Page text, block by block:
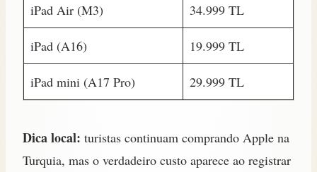
iPad Air (M3) 34.999 TL
iPad (A16) 19.999 TL
iPad mini (A17 Pro) 29.999 TL
Dica local: turistas continuam comprando Apple na
Turquia, mas o verdadeiro custo aparece ao registrar